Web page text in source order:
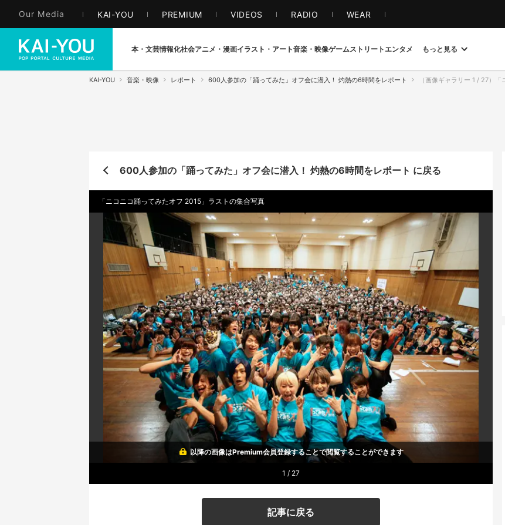
Our Media KAI-YOU PREMIUM VIDEOS RADIO WEAR
本・文芸情報化社会アニメ・漫画イラスト・アート音楽・映像ゲームストリート エンタメ もっと見る
KAI-YOU 音楽・映像 レポート 600人参加の「踊ってみた」オフ会に潜入！ 灼熱の6時間をレポート （画像ギャラリー 1 / 27）
600人参加の「踊ってみた」オフ会に潜入！ 灼熱の6時間をレポート に戻る
「ニコニコ踊ってみたオフ 2015」ラストの集合写真
以降の画像はPremium会員登録することで閲覧することができます
1 / 27
記事に戻る